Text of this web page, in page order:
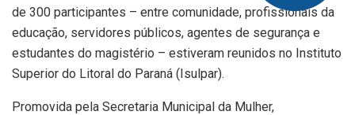
de 300 participantes – entre comunidade, profissionais da
educação, servidores públicos, agentes de segurança e
estudantes do magistério – estiveram reunidos no Instituto
Superior do Litoral do Paraná (Isulpar).
Promovida pela Secretaria Municipal da Mulher,